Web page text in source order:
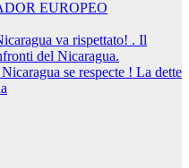
EUROPEO
va rispettato! . Il
del Nicaragua.
se respecte ! La dette